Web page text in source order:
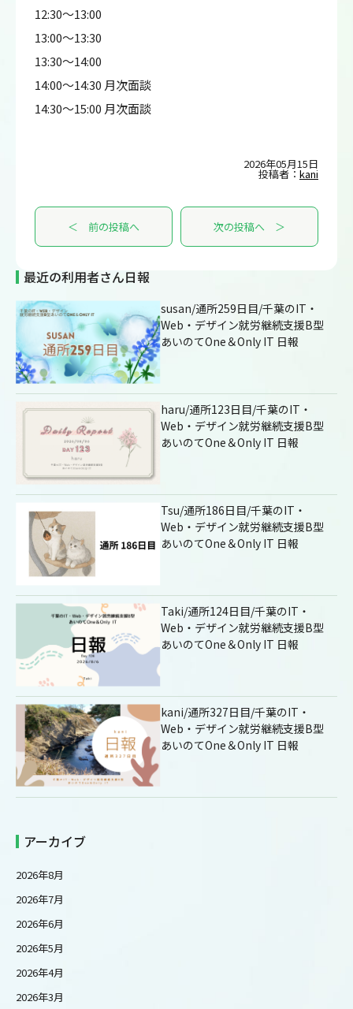
12:30～13:00
13:00～13:30
13:30～14:00
14:00～14:30 月次面談
14:30～15:00 月次面談
2026年05月15日
投稿者： kani
＜ 前の投稿へ 次の投稿へ ＞
最近の利用者さん日報
susan/通所259日目/千葉のIT・
Web・デザイン就労継続支援B型
あいのてOne＆Only IT 日報
haru/通所123日目/千葉のIT・
Web・デザイン就労継続支援B型
あいのてOne＆Only IT 日報
Tsu/通所186日目/千葉のIT・
Web・デザイン就労継続支援B型
あいのてOne＆Only IT 日報
Taki/通所124日目/千葉のIT・
Web・デザイン就労継続支援B型
あいのてOne＆Only IT 日報
kani/通所327日目/千葉のIT・
Web・デザイン就労継続支援B型
あいのてOne＆Only IT 日報
アーカイブ
2026年8月
2026年7月
2026年6月
2026年5月
2026年4月
2026年3月